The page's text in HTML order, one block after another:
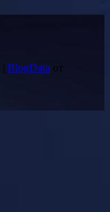
| BlogData от